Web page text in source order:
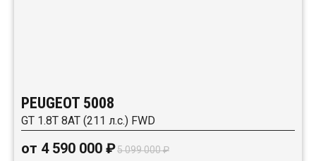
PEUGEOT 5008
GT 1.8T 8AT (211 л.с.) FWD
от 4 590 000 ₽5 099 000 ₽